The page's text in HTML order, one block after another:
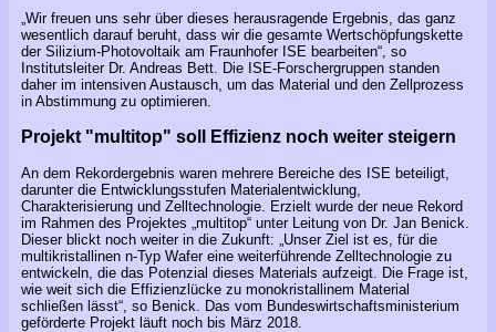
„Wir freuen uns sehr über dieses herausragende Ergebnis, das ganz
wesentlich darauf beruht, dass wir die gesamte Wertschöpfungskette
der Silizium-Photovoltaik am Fraunhofer ISE bearbeiten“, so
Institutsleiter Dr. Andreas Bett. Die ISE-Forschergruppen standen
daher im intensiven Austausch, um das Material und den Zellprozess
in Abstimmung zu optimieren.
Projekt "multitop" soll Effizienz noch weiter steigern
An dem Rekordergebnis waren mehrere Bereiche des ISE beteiligt,
darunter die Entwicklungsstufen Materialentwicklung,
Charakterisierung und Zelltechnologie. Erzielt wurde der neue Rekord
im Rahmen des Projektes „multitop“ unter Leitung von Dr. Jan Benick.
Dieser blickt noch weiter in die Zukunft: „Unser Ziel ist es, für die
multikristallinen n-Typ Wafer eine weiterführende Zelltechnologie zu
entwickeln, die das Potenzial dieses Materials aufzeigt. Die Frage ist,
wie weit sich die Effizienzlücke zu monokristallinem Material
schließen lässt“, so Benick. Das vom Bundeswirtschaftsministerium
geförderte Projekt läuft noch bis März 2018.